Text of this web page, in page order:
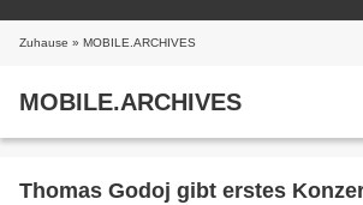
Zuhause » MOBILE.ARCHIVES
MOBILE.ARCHIVES
Thomas Godoj gibt erstes